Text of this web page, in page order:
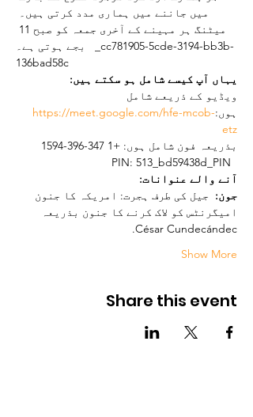
میں جاننے میں ہماری مدد کرتی ہیں۔
بجے ہوتی ہے۔   _cc781905-5cde-3194-bb3b-
136bad58c
یہاں آپ کیسے شامل ہو سکتے ہیں:
ویڈیو کے ذریعے شامل
ہوں:https://meet.google.com/hfe-mcob-
etz
آنے والے عنوانات:
جون: جیل کی طرف ہجرت: امریکہ کا جنون
امیگرنٹس کو لاک کرنے کا جنون بذریعہ
César Cundecándec.
Show More
Share this event